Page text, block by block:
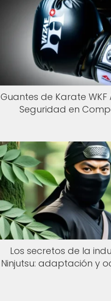
Guantes de Karate
Seguridad en
Los secretos de la
Ninjutsu: adaptación y